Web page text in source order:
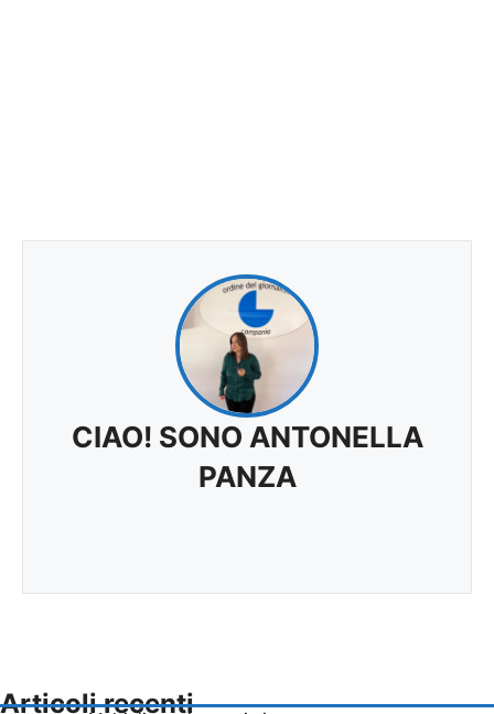
CIAO! SONO ANTONELLA
PANZA
Articoli recenti